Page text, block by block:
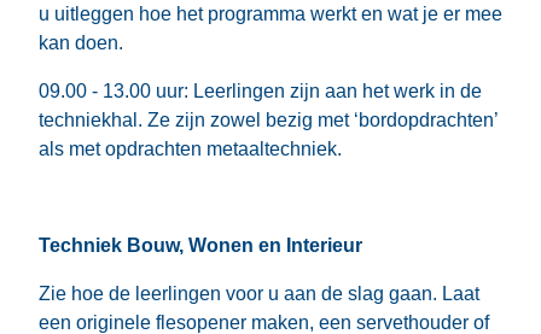
u uitleggen hoe het programma werkt en wat je er mee
kan doen.
09.00 - 13.00 uur: Leerlingen zijn aan het werk in de
techniekhal. Ze zijn zowel bezig met ‘bordopdrachten’
als met opdrachten metaaltechniek.
Techniek Bouw, Wonen en Interieur
Zie hoe de leerlingen voor u aan de slag gaan. Laat
een originele flesopener maken, een servethouder of